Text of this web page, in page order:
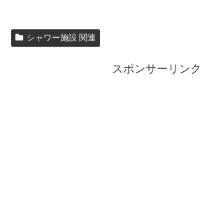
シャワー施設 関連
スポンサーリンク